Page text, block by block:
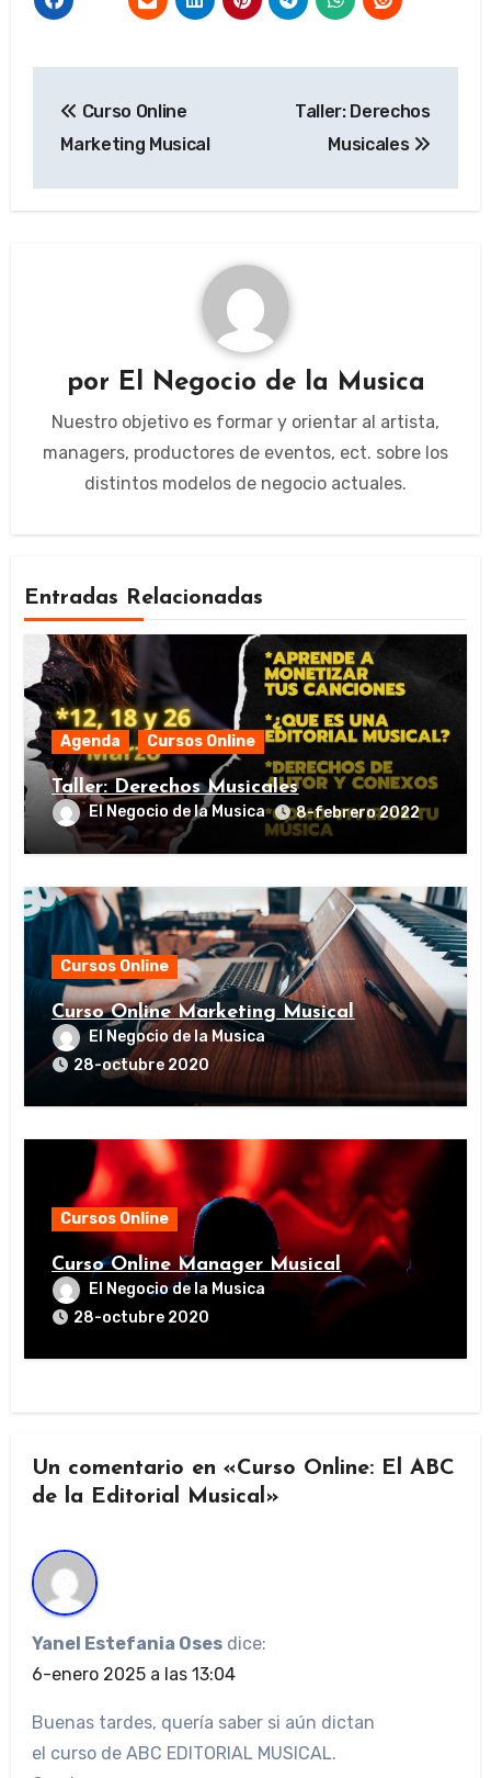
de
Curso Online
Marketing Musical
Taller: Derechos
Musicales
por El Negocio de la Musica
Nuestro objetivo es formar y orientar al artista,
managers, productores de eventos, ect. sobre los
distintos modelos de negocio actuales.
Entradas Relacionadas
Agenda Cursos Online
Taller: Derechos Musicales
El Negocio de la Musica 8-febrero 2022
Cursos Online
Curso Online Marketing Musical
El Negocio de la Musica
28-octubre 2020
Cursos Online
Curso Online Manager Musical
El Negocio de la Musica
28-octubre 2020
Un comentario en «Curso Online: El ABC
de la Editorial Musical»
Yanel Estefania Oses dice:
6-enero 2025 a las 13:04
Buenas tardes, quería saber si aún dictan
el curso de ABC EDITORIAL MUSICAL.